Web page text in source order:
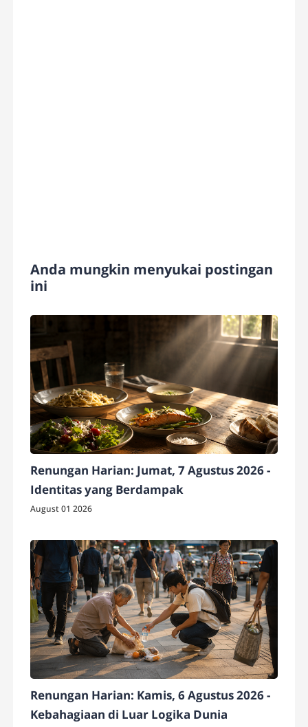
Anda mungkin menyukai postingan
ini
Renungan Harian: Jumat, 7 Agustus 2026 -
Identitas yang Berdampak
August 01 2026
Renungan Harian: Kamis, 6 Agustus 2026 -
Kebahagiaan di Luar Logika Dunia